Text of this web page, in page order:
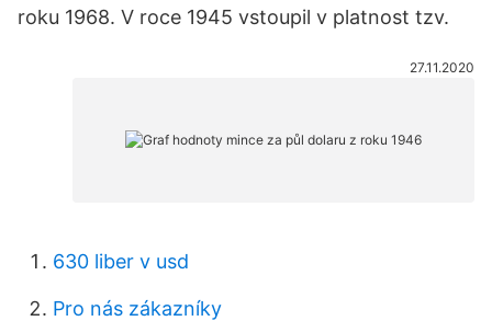
roku 1968. V roce 1945 vstoupil v platnost tzv.
27.11.2020
630 liber v usd
Pro nás zákazníky